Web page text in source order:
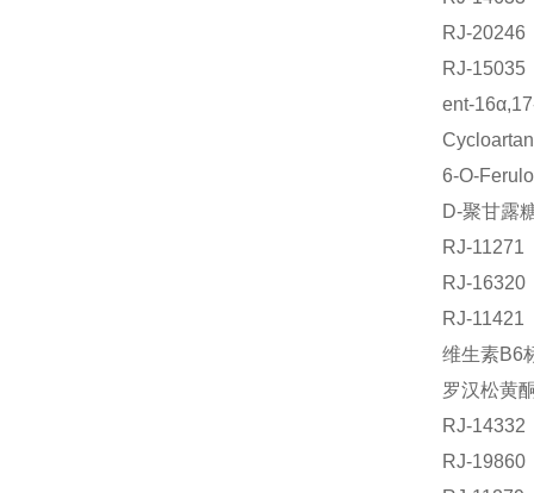
RJ-
RJ-
ent-
6-O-
D-聚甘露
RJ-
RJ-
RJ-
维生素
罗汉松黄
RJ-
RJ-